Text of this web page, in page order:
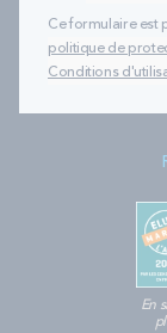
Ce formulaire est
politique de
Conditions
En